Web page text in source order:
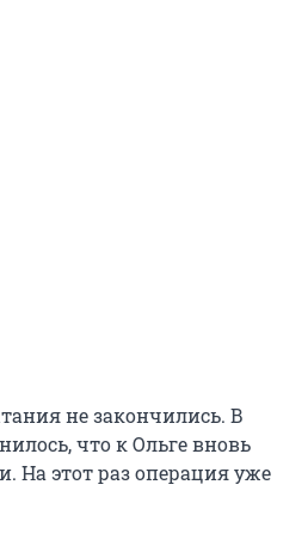
не закончились. В
что к Ольге вновь
На этот раз операция уже